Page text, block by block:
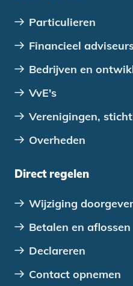
Particulieren
Financieel
Bedrijven en
VvE's
Verenigingen,
Overheden
Direct regelen
Wijziging
Betalen en aflossen
Declareren
Contact opnemen